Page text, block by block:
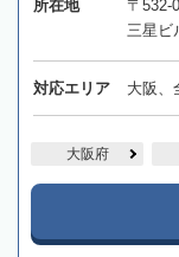
所在地
〒532-
三星ビ
対応エリア 大阪、
大阪府